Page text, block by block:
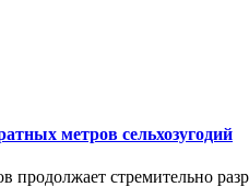
метров сельхозугодий
стремительно